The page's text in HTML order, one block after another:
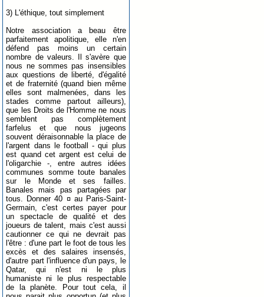
3) L'éthique, tout simplement
Notre association a beau être
parfaitement apolitique, elle n'en
défend pas moins un certain
nombre de valeurs. Il s'avère que
nous ne sommes pas insensibles
aux questions de liberté, d'égalité
et de fraternité (quand bien même
elles sont malmenées, dans les
stades comme partout ailleurs),
que les Droits de l'Homme ne nous
semblent pas complètement
farfelus et que nous jugeons
souvent déraisonnable la place de
l'argent dans le football - qui plus
est quand cet argent est celui de
l'oligarchie -, entre autres idées
communes somme toute banales
sur le Monde et ses failles.
Banales mais pas partagées par
tous. Donner 40 ¤ au Paris-Saint-
Germain, c'est certes payer pour
un spectacle de qualité et des
joueurs de talent, mais c'est aussi
cautionner ce qui ne devrait pas
l'être : d'une part le foot de tous les
excès et des salaires insensés,
d'autre part l'influence d'un pays, le
Qatar, qui n'est ni le plus
humaniste ni le plus respectable
de la planète. Pour tout cela, il